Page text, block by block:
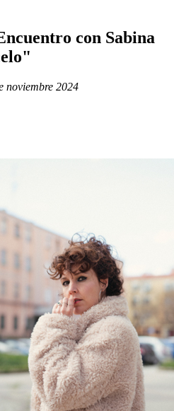
con Sabina
noviembre 2024